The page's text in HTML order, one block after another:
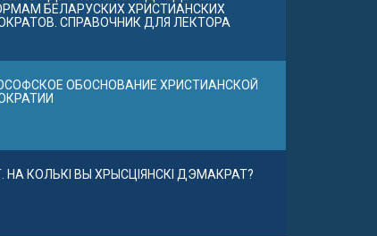
БЕЛАРУСКИХ ХРИСТИАНСКИХ
СПРАВОЧНИК ДЛЯ ЛЕКТОРА
ОБОСНОВАНИЕ ХРИСТИАНСКОЙ
НА КОЛЬКІ ВЫ ХРЫСЦІЯНСКІ ДЭМАКРАТ?